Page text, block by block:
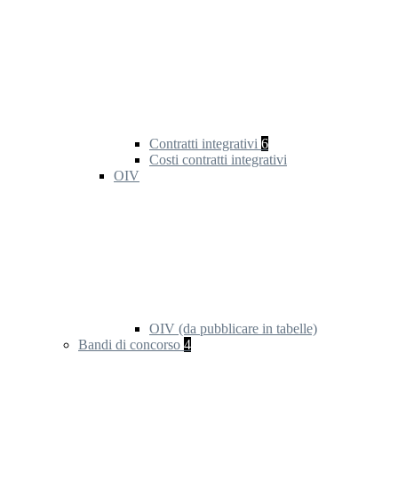
Contratti integrativi 6
Costi contratti integrativi
OIV
OIV (da pubblicare in tabelle)
Bandi di concorso 4